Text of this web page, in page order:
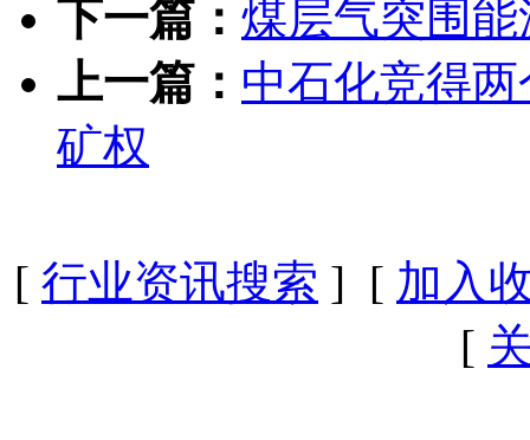
建区域能源保供体系注
宣传部）
本站所提供的文章资讯、图片、音频、视频来源于互联
请通知我们，我们会遵循相关法律法规采取措施删除相关
煤层气突围